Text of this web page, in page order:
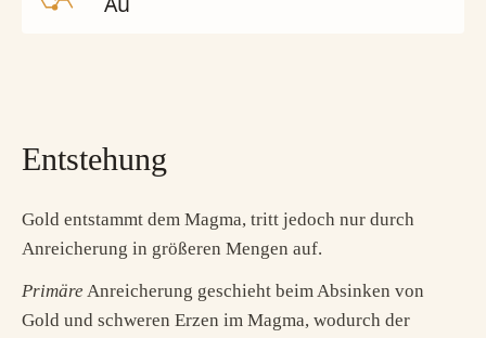
Entstehung
Gold entstammt dem Magma, tritt jedoch nur durch
Anreicherung in größeren Mengen auf.
Primäre Anreicherung geschieht beim Absinken von
Gold und schweren Erzen im Magma, wodurch der